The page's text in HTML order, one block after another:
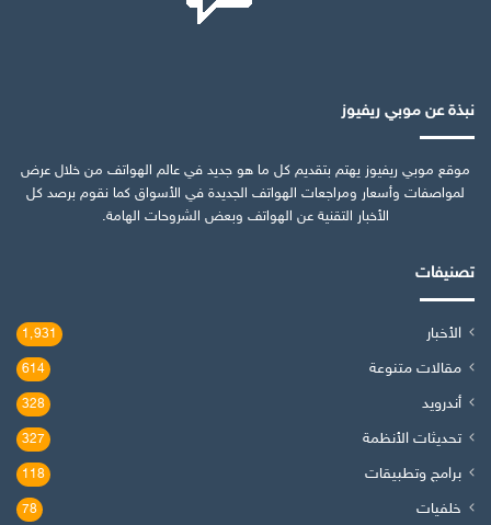
نبذة عن موبي ريفيوز
موقع موبي ريفيوز يهتم بتقديم كل ما هو جديد في عالم الهواتف من خلال عرض
لمواصفات وأسعار ومراجعات الهواتف الجديدة في الأسواق كما نقوم برصد كل
الأخبار التقنية عن الهواتف وبعض الشروحات الهامة.
تصنيفات
الأخبار 1٬931
مقالات متنوعة 614
أندرويد 328
تحديثات الأنظمة 327
برامج وتطبيقات 118
خلفيات 78